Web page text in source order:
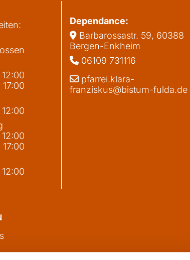
Dependance:
 Barbarossastr. 59, 60388
Bergen-Enkheim
 06109 731116
 pfarrei.klara-
franziskus@bistum-fulda.de